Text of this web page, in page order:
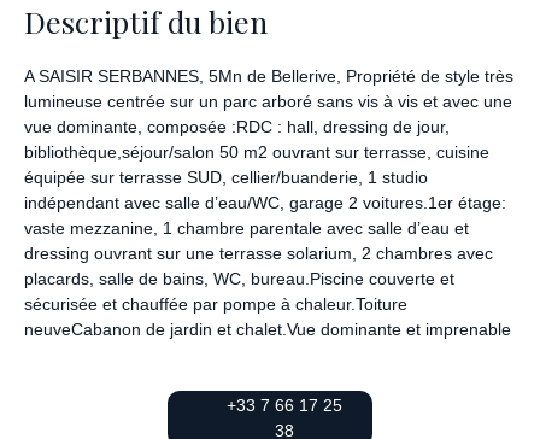
Descriptif du bien
A SAISIR SERBANNES, 5Mn de Bellerive, Propriété de style très
lumineuse centrée sur un parc arboré sans vis à vis et avec une
vue dominante, composée :RDC : hall, dressing de jour,
bibliothèque,séjour/salon 50 m2 ouvrant sur terrasse, cuisine
équipée sur terrasse SUD, cellier/buanderie, 1 studio
indépendant avec salle d’eau/WC, garage 2 voitures.1er étage:
vaste mezzanine, 1 chambre parentale avec salle d’eau et
dressing ouvrant sur une terrasse solarium, 2 chambres avec
placards, salle de bains, WC, bureau.Piscine couverte et
sécurisée et chauffée par pompe à chaleur.Toiture
neuveCabanon de jardin et chalet.Vue dominante et imprenable
+33 7 66 17 25
38